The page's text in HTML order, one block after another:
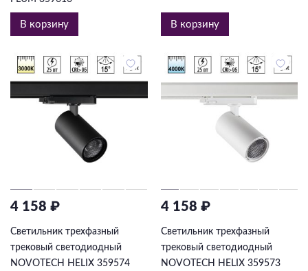
В корзину В корзину
4 158 ₽
Светильник трехфазный
трековый светодиодный
NOVOTECH HELIX 359574
4 158 ₽
Светильник трехфазный
трековый светодиодный
NOVOTECH HELIX 359573